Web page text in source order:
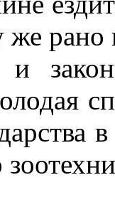
рано